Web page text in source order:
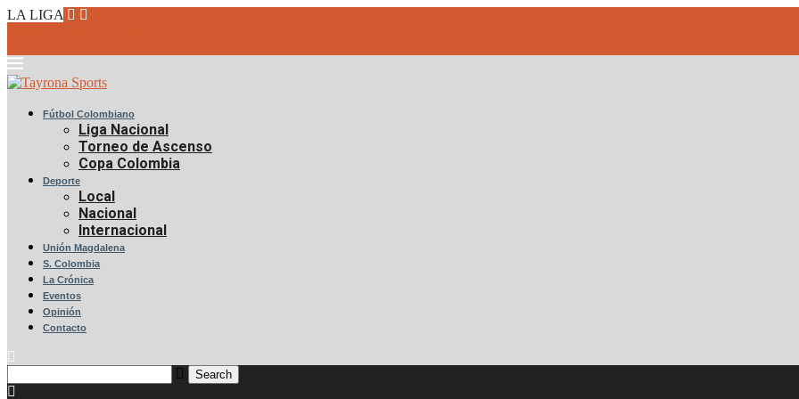
LA LIGA
Fútbol Colombiano
Liga Nacional
Torneo de Ascenso
Copa Colombia
Deporte
Local
Nacional
Internacional
Unión Magdalena
S. Colombia
La Crónica
Eventos
Opinión
Contacto
Search